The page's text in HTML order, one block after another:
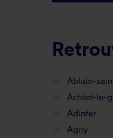
Ablain-
Achiet-le-
Adinfer
Agny